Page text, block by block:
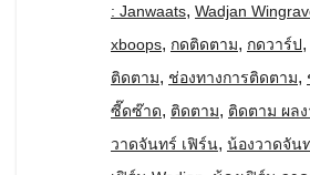
: Janwaats, Wadjan
xboops, กดติดตาม, กดวาร์ป,
ติดตาม, ช่องทางการติดตาม,
ซี๊ดซ๊าด, ติดตาม, ติดตาม ผล
วาดจันทร์ เฟิร์น, น้องวาดจัน